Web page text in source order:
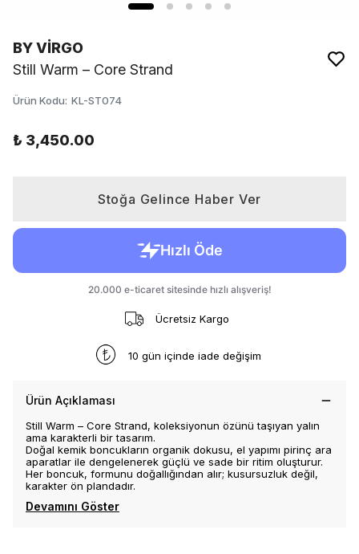
BY VİRGO
Still Warm – Core Strand
Ürün Kodu: KL-ST074
₺ 3,450.00
Stoğa Gelince Haber Ver
Ücretsiz Kargo
10 gün içinde iade değişim
Ürün Açıklaması
Still Warm – Core Strand, koleksiyonun özünü taşıyan yalın
ama karakterli bir tasarım.
Doğal kemik boncukların organik dokusu, el yapımı pirinç ara
aparatlar ile dengelenerek güçlü ve sade bir ritim oluşturur.
Her boncuk, formunu doğallığından alır; kusursuzluk değil,
karakter ön plandadır.
Devamını Göster